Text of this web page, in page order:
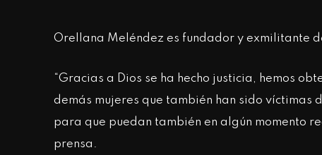
Orellana Meléndez es fundador y exmilitante
“Gracias a Dios se ha hecho justicia, hemos
demás mujeres que también han sido víctimas
para que puedan también en algún momento
prensa.